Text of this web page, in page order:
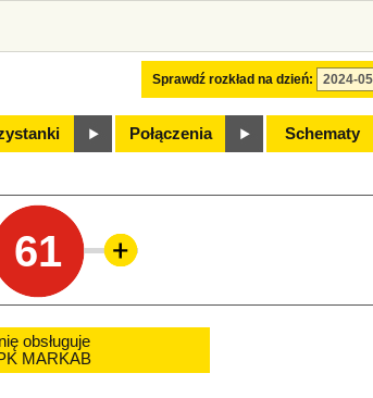
Sprawdź rozkład na dzień:
Połączenia Schematy
61
obsługuje
MARKAB